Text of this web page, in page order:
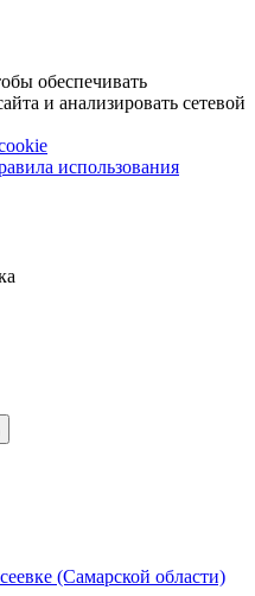
обеспечивать
и анализировать сетевой
использования
(Самарской области)